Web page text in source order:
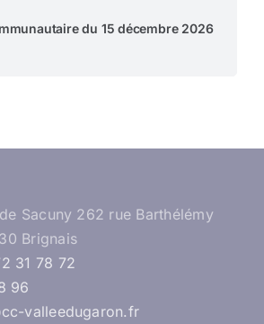
du 15 décembre 2026
Sacuny 262 rue Barthélémy
Brignais
31 78 72
96
valleedugaron.fr